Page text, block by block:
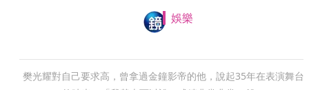
娛樂
樊光耀對自己要求高，曾拿過金鐘影帝的他，說起35年在表演舞台